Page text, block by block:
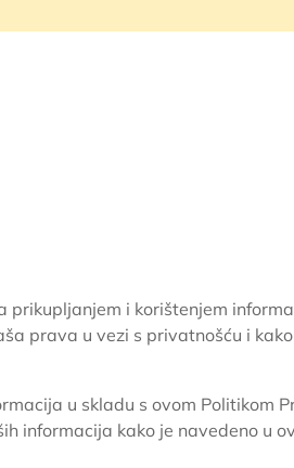
i korištenjem
prava u vezi s privatnošću i
u skladu s ovom Politikom
informacija kako je navedeno u